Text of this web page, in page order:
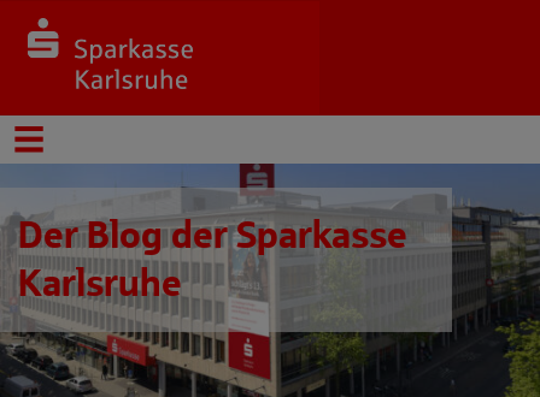
Der Blog der Sparkasse
Karlsruhe